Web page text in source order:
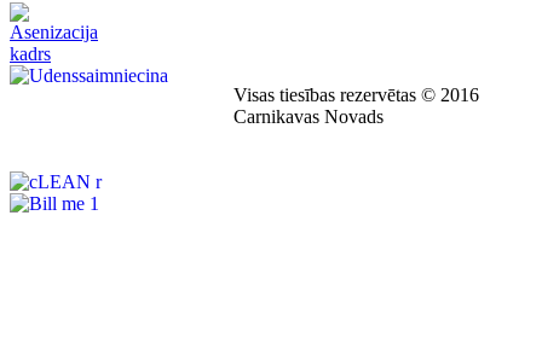
Visas tiesības rezervētas © 2016
Carnikavas Novads